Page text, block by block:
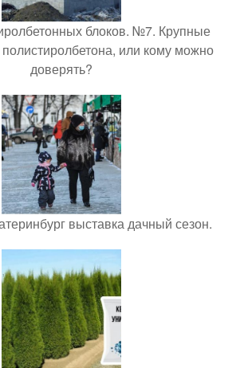
блоков. №7. Крупные
или кому можно
доверять?
выставка дачный сезон.